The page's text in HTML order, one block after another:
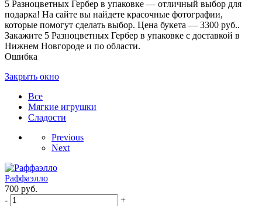
5 Разноцветных Гербер в упаковке — отличный выбор для
подарка! На сайте вы найдете красочные фотографии,
которые помогут сделать выбор. Цена букета — 3300 руб..
Закажите 5 Разноцветных Гербер в упаковке с доставкой в
Нижнем Новгороде и по области.
Ошибка
Закрыть окно
Все
Мягкие игрушки
Сладости
Previous
Next
Раффаэлло
700 руб.
-
+